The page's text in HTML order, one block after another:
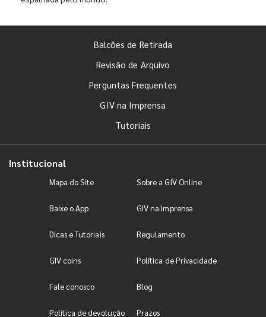
Balcões de Retirada
Revisão de Arquivo
Perguntas Frequentes
GIV na Imprensa
Tutoriais
Institucional
Mapa do Site Sobre a GIV Online
Baixe o App GIV na Imprensa
Dicas e Tutoriais Regulamento
GIV coins Política de Privacidade
Fale conosco Blog
Política de devolução Prazos